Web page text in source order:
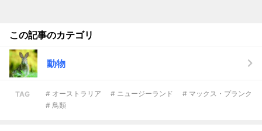
この記事のカテゴリ
動物
TAG # オーストラリア # ニュージーランド
# マックス・プランク
# 鳥類